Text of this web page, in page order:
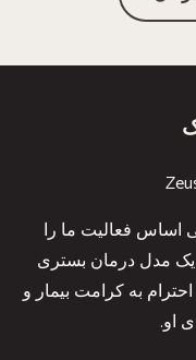
اساس فعالیت ما را
مدل درمان بستری
به کرامت بیمار و
او.